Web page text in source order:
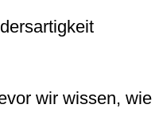
wir wissen, wie